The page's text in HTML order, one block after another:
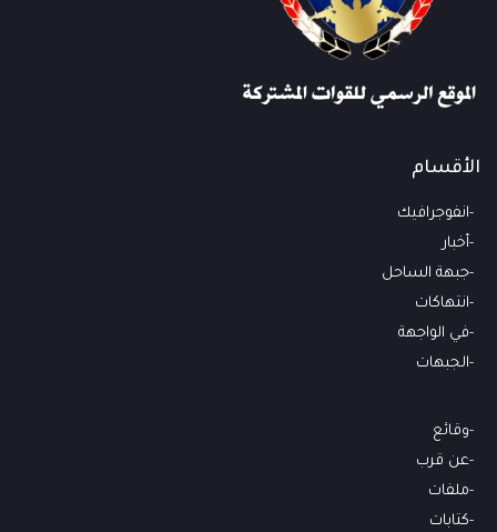
الأقسام
انفوجرافيك
أخبار
جبهة الساحل
انتهاكات
في الواجهة
الجبهات
وقائع
عن قرب
ملفات
كتابات